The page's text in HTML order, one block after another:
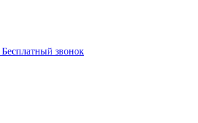
Бесплатный звонок